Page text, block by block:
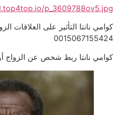
p_3609788ov5.jpg
كوامي نانتا التأثير على العلاقات
0015067155424
كوامي نانتا ربط شخص عن الزواج أو الجنس